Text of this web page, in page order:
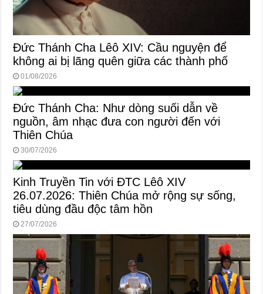
Đức Thánh Cha Lêô XIV: Cầu nguyện để
không ai bị lãng quên giữa các thành phố
01/08/2026
Đức Thánh Cha: Như dòng suối dẫn về
nguồn, âm nhạc đưa con người đến với
Thiên Chúa
30/07/2026
Kinh Truyền Tin với ĐTC Lêô XIV
26.07.2026: Thiên Chúa mở rộng sự sống,
tiêu dùng đầu độc tâm hồn
27/07/2026